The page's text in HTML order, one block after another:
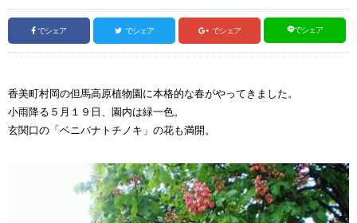
でシェア でシェア でシェア でシェア
香美町村岡の但馬高原植物園に本格的な春がやってきました。
小雨降る５月１９日、園内は緑一色。
玄関口の「ベニバナトチノキ」の花も満開。